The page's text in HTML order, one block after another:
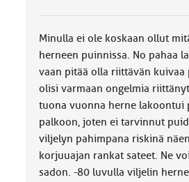
k
k
a
Minulla ei ole koskaan ollut
herneen puinnissa. No pahaa
vaan pitää olla riittävän kuivaa
olisi varmaan ongelmia
tuona vuonna herne lakoontui
palkoon, joten ei tarvinnut
viljelyn pahimpana riskinä
korjuuajan rankat sateet. Ne
sadon. -80 luvulla viljelin